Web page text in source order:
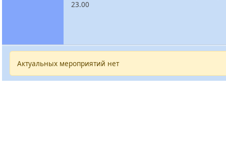
23.00
Актуальных мероприятий нет